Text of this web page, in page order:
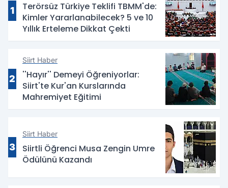
1
Terörsüz Türkiye Teklifi TBMM'de:
Kimler Yararlanabilecek? 5 ve 10
Yıllık Erteleme Dikkat Çekti
2
Siirt Haber
''Hayır'' Demeyi Öğreniyorlar:
Siirt'te Kur'an Kurslarında
Mahremiyet Eğitimi
3
Siirt Haber
Siirtli Öğrenci Musa Zengin Umre
Ödülünü Kazandı